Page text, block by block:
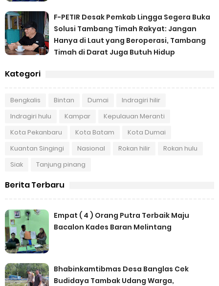
F-PETIR Desak Pemkab Lingga Segera Buka
Solusi Tambang Timah Rakyat: Jangan
Hanya di Laut yang Beroperasi, Tambang
Timah di Darat Juga Butuh Hidup
Kategori
Bengkalis Bintan Dumai
Indragiri hilir
Indragiri hulu
Kampar
Kepulauan Meranti
Kota Pekanbaru
Kota Batam
Kota Dumai
Kuantan Singingi
Nasional Rokan hilir
Rokan hulu
Siak
Tanjung pinang
Berita Terbaru
Empat ( 4 ) Orang Putra Terbaik Maju
Bacalon Kades Baran Melintang
Bhabinkamtibmas Desa Banglas Cek
Budidaya Tambak Udang Warga,